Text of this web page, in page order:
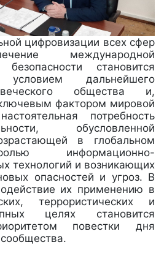
цифровизации всех сфер
международной
безопасности становится
условием дальнейшего
общества и,
фактором мировой
потребность
обусловленной
в глобальном
информационно-
технологий и возникающих
опасностей и угроз. В
их применению в
террористических и
целях становится
повестки дня